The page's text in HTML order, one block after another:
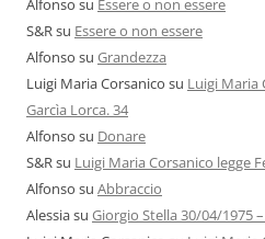
Alfonso su Essere o non essere
S&Rsu Essere o non essere
Alfonso su Grandezza
Luigi Maria Corsanico su Luigi Maria
Garcìa Lorca. 34
Alfonso su Donare
S&Rsu Luigi Maria Corsanico legge
Alfonso su Abbraccio
Alessiasu Giorgio Stella 30/04/1975